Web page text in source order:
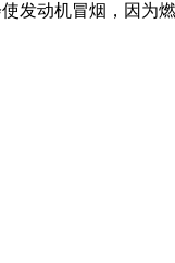
发动机冒烟，因为